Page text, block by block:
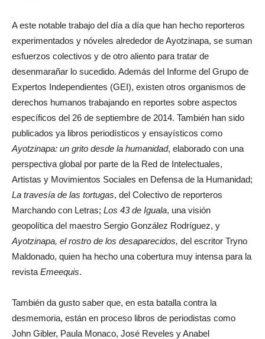
A este notable trabajo del día a día que han hecho reporteros
experimentados y nóveles alrededor de Ayotzinapa, se suman
esfuerzos colectivos y de otro aliento para tratar de
desenmarañar lo sucedido. Además del Informe del Grupo de
Expertos Independientes (GEI), existen otros organismos de
derechos humanos trabajando en reportes sobre aspectos
específicos del 26 de septiembre de 2014. También han sido
publicados ya libros periodísticos y ensayísticos como
Ayotzinapa: un grito desde la humanidad, elaborado con una
perspectiva global por parte de la Red de Intelectuales,
Artistas y Movimientos Sociales en Defensa de la Humanidad;
La travesía de las tortugas, del Colectivo de reporteros
Marchando con Letras; Los 43 de Iguala, una visión
geopolítica del maestro Sergio González Rodríguez, y
Ayotzinapa, el rostro de los desaparecidos, del escritor Tryno
Maldonado, quien ha hecho una cobertura muy intensa para la
revista Emeequis.
También da gusto saber que, en esta batalla contra la
desmemoria, están en proceso libros de periodistas como
John Gibler, Paula Monaco, José Reveles y Anabel